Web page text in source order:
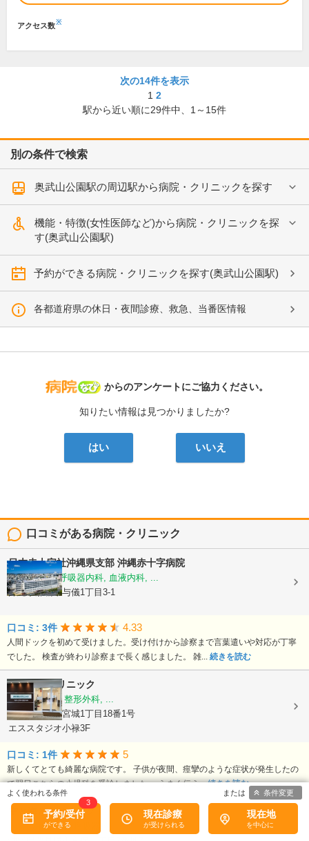
アクセス数※
次の14件を表示
1 2
駅から近い順に29件中、 1～15件
別の条件で検索
奥武山公園駅の周辺駅から病院・クリニックを探す
機能・特徴(女性医師など)から病院・クリニックを探
す(奥武山公園駅)
予約ができる病院・クリニックを探す(奥武山公園駅)
各都道府県の休日・夜間診療、救急、当番医情報
病院なび
からのアンケートにご協力ください。
知りたい情報は見つかりましたか?
はい いいえ
口コミがある病院・クリニック
日本赤十字社沖縄県支部 沖縄赤十字病院
循環器内科, 呼吸器内科, 血液内科, ...
沖縄県那覇市与儀1丁目3-1
口コミ: 3件 4.33
人間ドックを初めて受けました。受け付けから診察まで言葉遣いや対応が丁寧
でした。 検査が終わり診察まで長く感じました。 雑... 続きを読む
かいせいクリニック
内科, 小児科, 整形外科, ...
沖縄県那覇市宮城1丁目18番1号
エススタジオ小禄3F
口コミ: 1件 5
新しくてとても綺麗な病院です。 子供が夜間、痙攣のような症状が発生したの
で翌日こちらの小児科を受診しました。 うまく伝え...続きを読む
空と海とクリニック
内科, 消化器科, 呼吸器科, ...
予約/受付
3
現在診療 現在地
条件変更